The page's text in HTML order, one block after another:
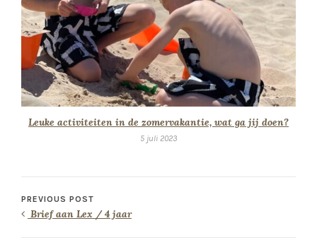
Leuke activiteiten in de zomervakantie, wat ga jij doen?
5 juli 2023
PREVIOUS POST
Brief aan Lex / 4 jaar